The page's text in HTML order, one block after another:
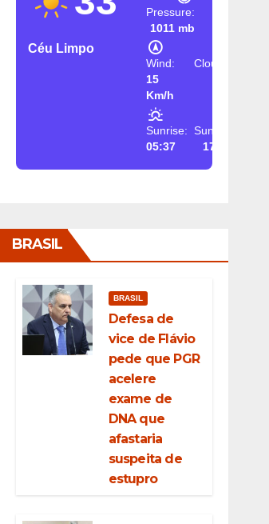
Céu Limpo
Pressure:
1011 mb
Wind:
15
Km/h
Clouds:
Sunrise:
05:37
Sunset:
17:26
BRASIL
BRASIL
Defesa de
vice de Flávio
pede que PGR
acelere
exame de
DNA que
afastaria
suspeita de
estupro